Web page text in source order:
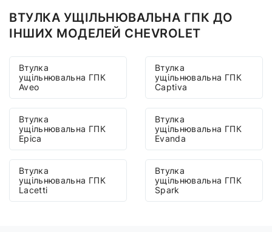
ВТУЛКА УЩІЛЬНЮВАЛЬНА ГПК ДО
ІНШИХ МОДЕЛЕЙ CHEVROLET
Втулка
ущільнювальна ГПК
Aveo
Втулка
ущільнювальна ГПК
Captiva
Втулка
ущільнювальна ГПК
Epica
Втулка
ущільнювальна ГПК
Evanda
Втулка
ущільнювальна ГПК
Lacetti
Втулка
ущільнювальна ГПК
Spark